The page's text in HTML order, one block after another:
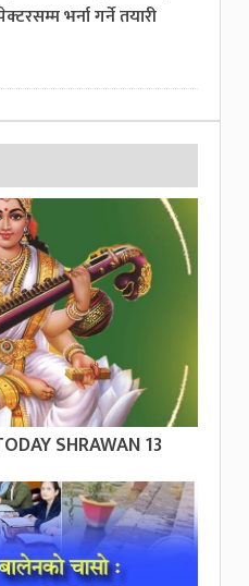
भर्ना गर्ने तयारी
SHRAWAN 13